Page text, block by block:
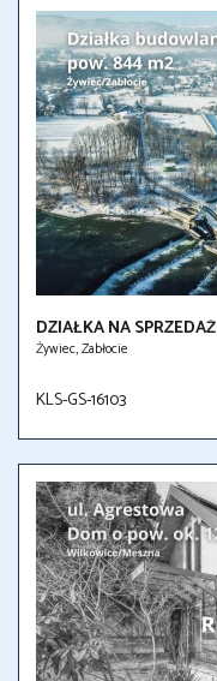
DZIAŁKA NA SPRZEDAŻ
Żywiec, Zabłocie
KLS-GS-16103